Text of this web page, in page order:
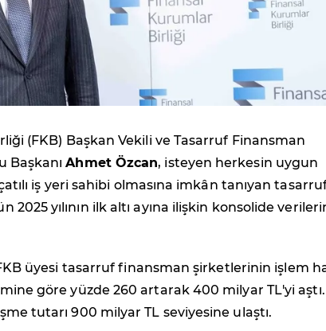
(FKB) Başkan Vekili ve Tasarruf Finansman
BaşkanıAhmet Özcan, isteyen herkesin uygun
iş yeri sahibi olmasına imkân tanıyan
yılının ilk altı ayına ilişkin konsolide
üyesi tasarruf finansman şirketlerinin işlem
göre yüzde 260 artarak 400 milyar TL'yi aştı.
tutarı 900 milyar TL seviyesine ulaştı.